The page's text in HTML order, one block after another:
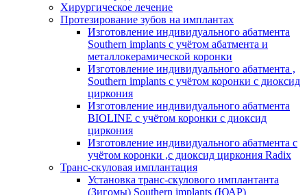
Хирургическое лечение
Протезирование зубов на имплантах
Изготовление индивидуального абатмента
Southern implants с учётом абатмента и
металлокерамической коронки
Изготовление индивидуального абатмента ,
Southern implants с учётом коронки с диоксид
циркония
Изготовление индивидуального абатмента
BIOLINE с учётом коронки с диоксид
циркония
Изготовление индивидуального абатмента с
учётом коронки ,с диоксид циркония Radix
Транс-скуловая имплантация
Установка транс-скулового имплантанта
(Зигомы) Southern implants (ЮАР)